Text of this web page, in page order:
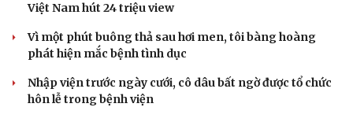
Việt Nam hút 24 triệu view
Vì một phút buông thả sau hơi men, tôi bàng hoàng
phát hiện mắc bệnh tình dục
Nhập viện trước ngày cưới, cô dâu bất ngờ được tổ chức
hôn lễ trong bệnh viện